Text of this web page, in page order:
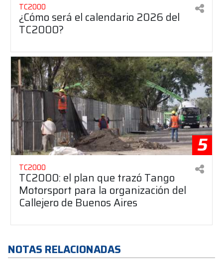
TC2000
¿Cómo será el calendario 2026 del
TC2000?
5
TC2000
TC2000: el plan que trazó Tango
Motorsport para la organización del
Callejero de Buenos Aires
NOTAS RELACIONADAS